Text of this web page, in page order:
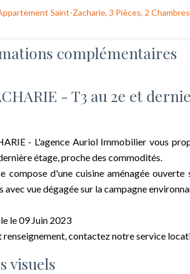
Saint-Zacharie, 3 Pièces, 2
complémentaires
- T3 au 2e et
- L'agence Auriol Immobilier vous
étage, proche des commodités.
compose d'une cuisine aménagée
avec vue dégagée sur la campagne
le 09 Juin 2023
renseignement, contactez notre service
visuels